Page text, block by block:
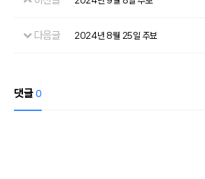
다음글 2024년 8월 25일 주뵤
댓글 0